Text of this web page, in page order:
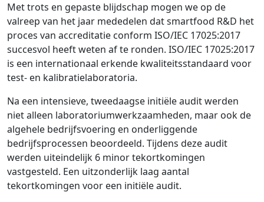
Met trots en gepaste blijdschap mogen we op de
valreep van het jaar mededelen dat smartfood R&D het
proces van accreditatie conform ISO/IEC 17025:2017
succesvol heeft weten af te ronden. ISO/IEC 17025:2017
is een internationaal erkende kwaliteitsstandaard voor
test- en kalibratielaboratoria.
Na een intensieve, tweedaagse initiële audit werden
niet alleen laboratoriumwerkzaamheden, maar ook de
algehele bedrijfsvoering en onderliggende
bedrijfsprocessen beoordeeld. Tijdens deze audit
werden uiteindelijk 6 minor tekortkomingen
vastgesteld. Een uitzonderlijk laag aantal
tekortkomingen voor een initiële audit.